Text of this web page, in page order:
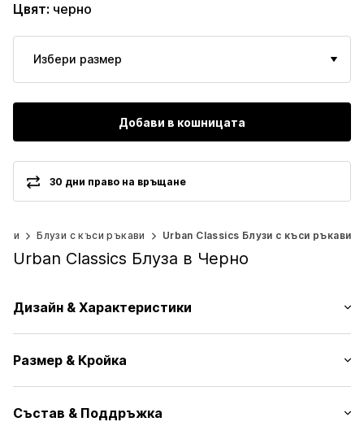
Цвят: черно
Избери размер
Добави в кошницата
30 дни право на връщане
Блузи с къси ръкави Urban Classics Блузи с къси ръкави
Urban Classics Блуза в Черно
Дизайн & Характеристики
Машинен подгъв
Лента с копчета
Едноцветни тегели
Размер & Кройка
Дължина: Нормална дължина
Състав & Поддръжка